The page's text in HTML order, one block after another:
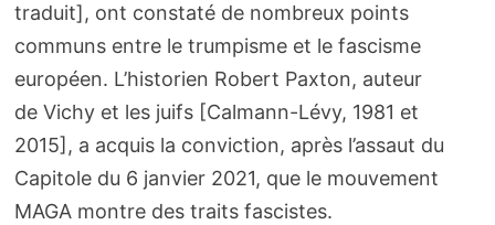
traduit], ont constaté de nombreux points
communs entre le trumpisme et le fascisme
européen. L’historien Robert Paxton, auteur
de Vichy et les juifs [Calmann-Lévy, 1981 et
2015], a acquis la conviction, après l’assaut du
Capitole du 6 janvier 2021, que le mouvement
MAGA montre des traits fascistes.